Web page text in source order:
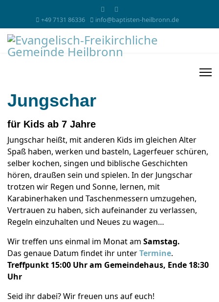
+49 7131 86336 info@baptisten-heilbronn.de
Jungschar
für Kids ab 7 Jahre
Jungschar heißt, mit anderen Kids im gleichen Alter
Spaß haben, werken und basteln, Lagerfeuer schüren,
selber kochen, singen und biblische Geschichten
hören, draußen sein und spielen. In der Jungschar
trotzen wir Regen und Sonne, lernen, mit
Karabinerhaken und Taschenmessern umzugehen,
Vertrauen zu haben, sich aufeinander zu verlassen,
Regeln einzuhalten und Neues zu wagen…
Wir treffen uns einmal im Monat am Samstag.
Das genaue Datum findet ihr unterTermine.
Treffpunkt 15:00 Uhr am Gemeindehaus, Ende 18:30
Uhr
Seid ihr dabei? Wir freuen uns auf euch!